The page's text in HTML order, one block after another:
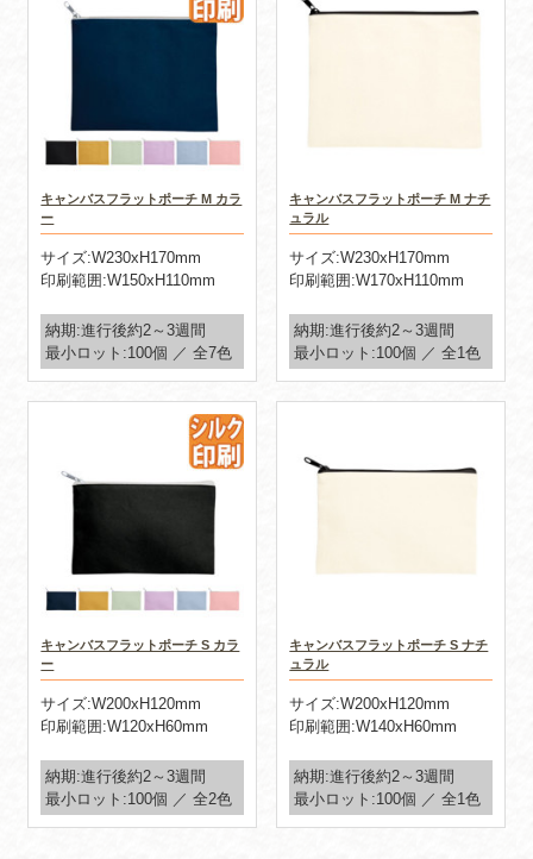
キャンバスフラットポーチ M カラ
ー
サイズ:W230xH170mm
印刷範囲:W150xH110mm
納期:進行後約2～3週間
最小ロット:100個 ／ 全7色
キャンバスフラットポーチ M ナチ
ュラル
サイズ:W230xH170mm
印刷範囲:W170xH110mm
納期:進行後約2～3週間
最小ロット:100個 ／ 全1色
キャンバスフラットポーチ S カラ
ー
サイズ:W200xH120mm
印刷範囲:W120xH60mm
納期:進行後約2～3週間
最小ロット:100個 ／ 全2色
キャンバスフラットポーチ S ナチ
ュラル
サイズ:W200xH120mm
印刷範囲:W140xH60mm
納期:進行後約2～3週間
最小ロット:100個 ／ 全1色